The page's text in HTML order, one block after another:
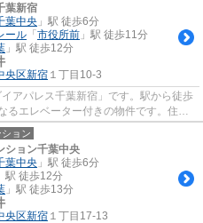
葉新宿
葉中央 」駅 徒歩6分
ール 「 市役所前 」駅 徒歩11分
」駅 徒歩12分
央区新宿 １丁目10-3
アパレス千葉新宿」です。駅から徒歩
るエレベーター付きの物件です。住ん
魅力的で...
ョン
ション千葉中央
葉中央 」駅 徒歩6分
駅 徒歩12分
」駅 徒歩13分
央区新宿 １丁目17-13